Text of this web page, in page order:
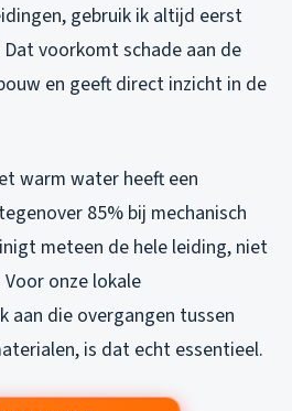
gebruik ik altijd eerst
voorkomt schade aan de
en geeft direct inzicht in de
warm water heeft een
85% bij mechanisch
meteen de hele leiding, niet
onze lokale
aan die overgangen tussen
is dat echt essentieel.